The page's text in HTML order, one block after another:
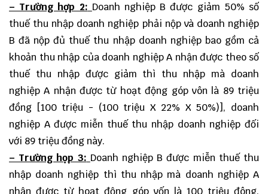
– Trường hợp 2: Doanh nghiệp B được giảm 50% số
thuế thu nhập doanh nghiệp phải nộp và doanh nghiệp
B đã nộp đủ thuế thu nhập doanh nghiệp bao gồm cả
khoản thu nhập của doanh nghiệp A nhận được theo số
thuế thu nhập được giảm thì thu nhập mà doanh
nghiệp A nhận được từ hoạt động góp vôn là 89 triệu
đồng [100 triệu - (100 triệu X 22% X 50%)], doanh
nghiệp A được miễn thuế thu nhập doanh nghiệp đối
với 89 triệu đồng này.
– Trường họp 3: Doanh nghiệp B được miễn thuế thu
nhập doanh nghiệp thì thu nhập mà doanh nghiệp A
nhận được từ hoạt động góp vốn là 100 triệu đông,